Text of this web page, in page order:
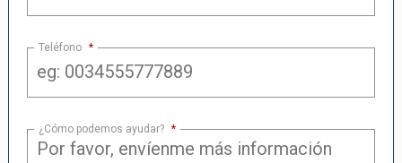
Teléfono *
¿Cómo podemos ayudar? *